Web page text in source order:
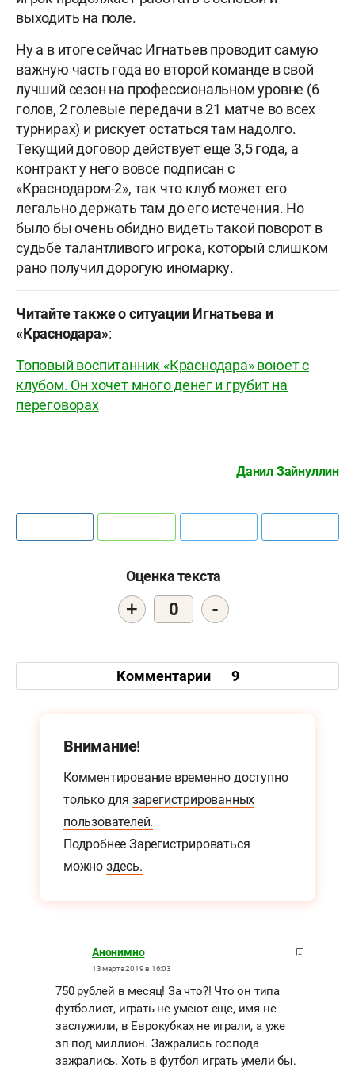
выходить на поле.
Ну а в итоге сейчас Игнатьев проводит самую
важную часть года во второй команде в свой
лучший сезон на профессиональном уровне (6
голов, 2 голевые передачи в 21 матче во всех
турнирах) и рискует остаться там надолго.
Текущий договор действует еще 3,5 года, а
контракт у него вовсе подписан с
«Краснодаром-2», так что клуб может его
легально держать там до его истечения. Но
было бы очень обидно видеть такой поворот в
судьбе талантливого игрока, который слишком
рано получил дорогую иномарку.
Читайте также о ситуации Игнатьева и
«Краснодара»:
Топовый воспитанник «Краснодара» воюет с
клубом. Он хочет много денег и грубит на
переговорах
Данил Зайнуллин
Оценка текста
+ 0 -
Комментарии 9
Внимание!
Комментирование временно доступно
только для зарегистрированных
пользователей.
Подробнее Зарегистрироваться
можно здесь.
Анонимно
13 марта 2019 в 16:03
750 рублей в месяц! За что?! Что он типа
футболист, играть не умеют еще, имя не
заслужили, в Еврокубках не играли, а уже
зп под миллион. Зажрались господа
зажрались. Хоть в футбол играть умели бы.